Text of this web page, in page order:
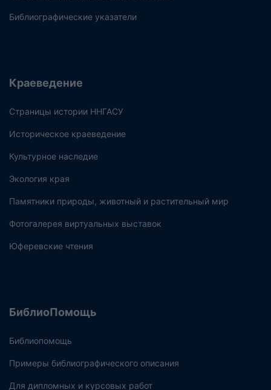
Библиографические указатели
Краеведение
Страницы истории ННГАСУ
Историческое краеведение
Культурное наследие
Экология края
Памятники природы, животный и растительный мир
Фотогалерея виртуальных выставок
Юферевские чтения
БиблиоПомощь
Библиопомощь
Примеры библиографического описания
Для дипломных и курсовых работ